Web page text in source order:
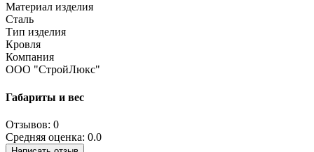
Материал изделия
Сталь
Тип изделия
Кровля
Компания
ООО "СтройЛюкс"
Габариты и вес
Отзывов: 0
Средняя оценка: 0.0